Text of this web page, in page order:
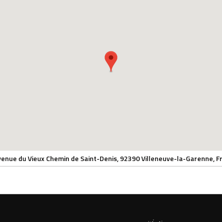
du Vieux Chemin de Saint-Denis, 92390 Villeneuve-la-Garenne,